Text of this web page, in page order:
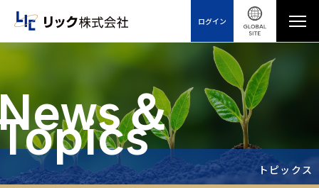
ログイン
＆
トピックス